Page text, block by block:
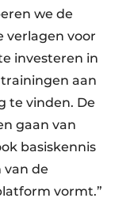
we de
verlagen voor
investeren in
aan
te vinden. De
gaan van
basiskennis
de
vormt.”